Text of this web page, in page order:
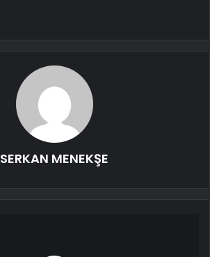
SERKAN MENEKŞE